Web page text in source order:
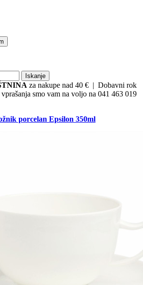
Iskanje
za nakupe nad 40 € | Dobavni rok
smo vam na voljo na 041 463 019
porcelan Epsilon 350ml